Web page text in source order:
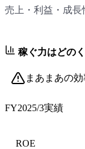
売上・利益・成長
稼ぐ力はどの
まあまあの
FY2025/3実績
ROE